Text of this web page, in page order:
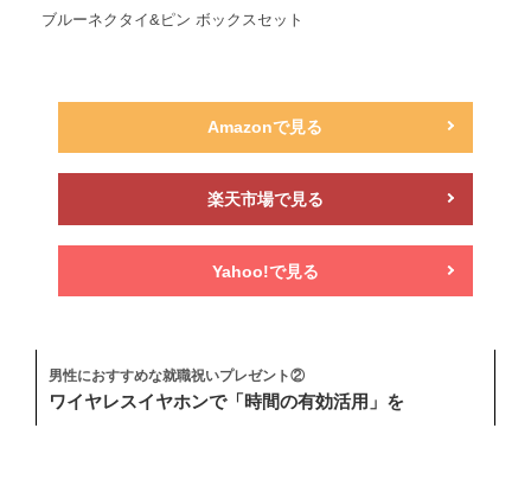
ブルーネクタイ&ピン ボックスセット
Amazonで見る
楽天市場で見る
Yahoo!で見る
男性におすすめな就職祝いプレゼント②
ワイヤレスイヤホンで「時間の有効活用」を